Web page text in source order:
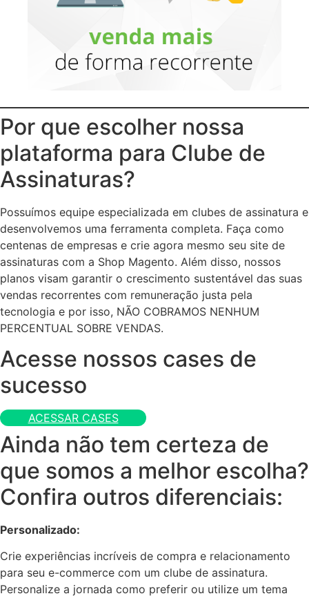
Por que escolher nossa
plataforma para Clube de
Assinaturas?
Possuímos equipe especializada em clubes de assinatura e
desenvolvemos uma ferramenta completa. Faça como
centenas de empresas e crie agora mesmo seu site de
assinaturas com a Shop Magento. Além disso, nossos
planos visam garantir o crescimento sustentável das suas
vendas recorrentes com remuneração justa pela
tecnologia e por isso, NÃO COBRAMOS NENHUM
PERCENTUAL SOBRE VENDAS.
Acesse nossos cases de
sucesso
ACESSAR CASES
Ainda não tem certeza de
que somos a melhor escolha?
Confira outros diferenciais:
Personalizado:
Crie experiências incríveis de compra e relacionamento
para seu e-commerce com um clube de assinatura.
Personalize a jornada como preferir ou utilize um tema